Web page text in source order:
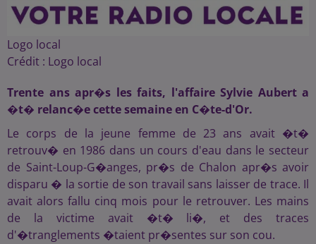
Logo local
Crédit : Logo local
Trente ans apr�s les faits, l'affaire Sylvie Aubert a
�t� relanc�e cette semaine en C�te-d'Or.
Le corps de la jeune femme de 23 ans avait �t�
retrouv� en 1986 dans un cours d'eau dans le secteur
de Saint-Loup-G�anges, pr�s de Chalon apr�s avoir
disparu � la sortie de son travail sans laisser de trace. Il
avait alors fallu cinq mois pour le retrouver. Les mains
de la victime avait �t� li�, et des traces
d'�tranglements �taient pr�sentes sur son cou.